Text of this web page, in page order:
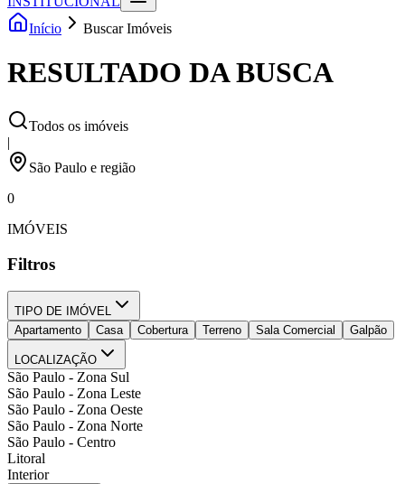
Início
Buscar Imóveis
RESULTADO DA BUSCA
Todos os imóveis
|
São Paulo e região
0
IMÓVEIS
Filtros
TIPO DE IMÓVEL
Apartamento
Casa Cobertura Terreno Sala Comercial Galpão
LOCALIZAÇÃO
São Paulo - Zona Sul
São Paulo - Zona Leste
São Paulo - Zona Oeste
São Paulo - Zona Norte
São Paulo - Centro
Litoral
Interior